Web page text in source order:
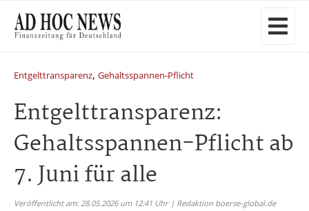
Entgelttransparenz, Gehaltsspannen-Pflicht
Entgelttransparenz:
Gehaltsspannen-Pflicht ab
7. Juni für alle
Veröffentlicht am: 28.05.2026 um 12:41 Uhr | Redaktion boerse-global.de